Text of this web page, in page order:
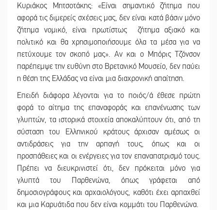
Κυριάκος Μητσοτάκης: «Είναι σημαντικό ζήτημα που
αφορά τις διμερείς σχέσεις μας, δεν είναι κατά βάσιν μόνο
ζήτημα νομικό, είναι πρωτίστως ζήτημα αξιακό και
πολιτικό και θα χρησιμοποιήσουμε όλα τα μέσα για να
πετύχουμε τον σκοπό μας». Αν και ο Μπόρις Τζόνσον
παρέπεμψε την ευθύνη στο Βρετανικό Μουσείο, δεν παύει
η θέση της Ελλάδας να είναι μια διαχρονική απαίτηση.
Επειδή διάφορα λέγονται για το ποιός/ά έθεσε πρώτη
φορά το αίτημα της επαναφοράς και επανένωσης των
γλυπτών, τα ιστορικά στοιχεία αποκαλύπτουν ότι, από τη
σύσταση του Ελληνικού κράτους άρχισαν αμέσως οι
αντιδράσεις για την αρπαγή τους, όπως και οι
προσπάθειες και οι ενέργειες για τον επαναπατρισμό τους.
Πρέπει να διευκρινιστεί ότι, δεν πρόκειται μόνο για
γλυπτά του Παρθενώνα, όπως γράφεται από
δημοσιογράφους και αρχαιολόγους, καθότι έχει αρπαχθεί
και μια Καρυάτιδα που δεν είναι κομμάτι του Παρθενώνα.